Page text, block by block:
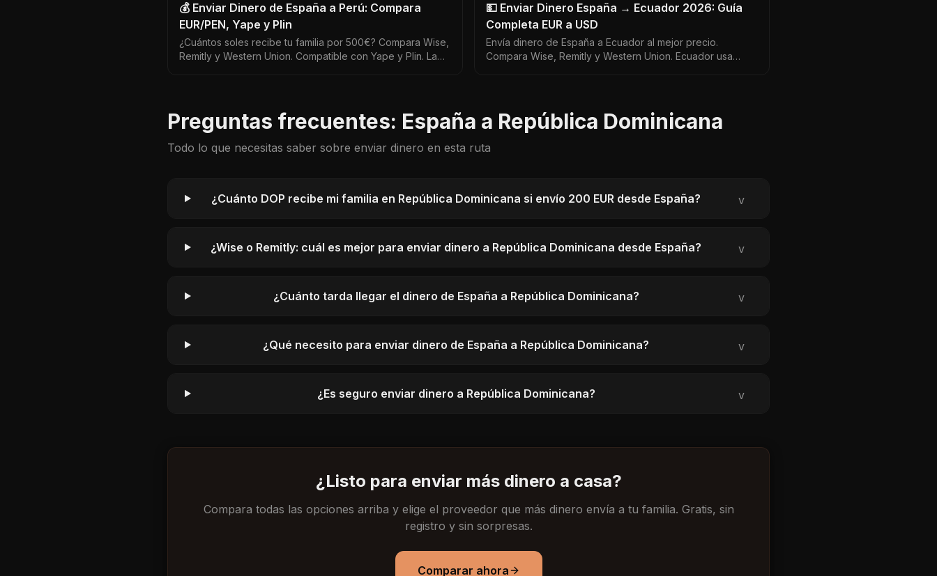
💰 Enviar Dinero de España a Perú: Compara
EUR/PEN, Yape y Plin
¿Cuántos soles recibe tu familia por 500€? Compara Wise,
Remitly y Western Union. Compatible con Yape y Plin. La
💵 Enviar Dinero España → Ecuador 2026: Guía
Completa EUR a USD
Envía dinero de España a Ecuador al mejor precio.
Compara Wise, Remitly y Western Union. Ecuador usa
Preguntas frecuentes: España a República Dominicana
Todo lo que necesitas saber sobre enviar dinero en esta ruta
¿Cuánto DOP recibe mi familia en República Dominicana si envío 200 EUR desde España? v
¿Wise o Remitly: cuál es mejor para enviar dinero a República Dominicana desde España? v
¿Cuánto tarda llegar el dinero de España a República Dominicana? v
¿Qué necesito para enviar dinero de España a República Dominicana? v
¿Es seguro enviar dinero a República Dominicana? v
¿Listo para enviar más dinero a casa?
Compara todas las opciones arriba y elige el proveedor que más dinero envía a tu familia. Gratis, sin
registro y sin sorpresas.
Comparar ahora